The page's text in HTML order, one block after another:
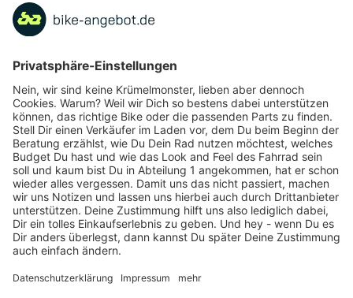
Beliebte Fahrrad-Kategorien
Marken-Highlights
TOP-Marken
ZAHLUNGSARTEN / RATENKAUF
FÜR ARBEITGEBER & ARBEITNEHMER